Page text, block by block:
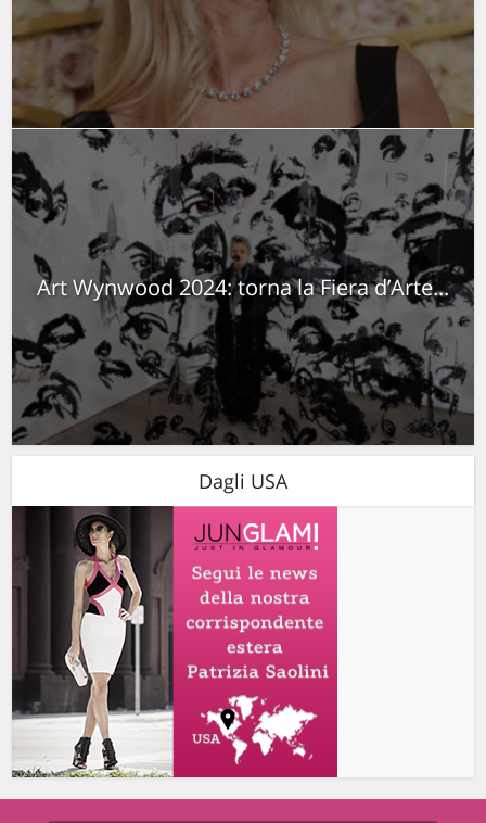
Art Wynwood 2024: torna la Fiera d’Arte...
Dagli USA